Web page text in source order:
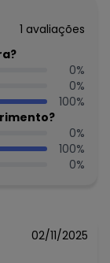
1 avaliações
0%
0%
100%
0%
100%
0%
02/11/2025